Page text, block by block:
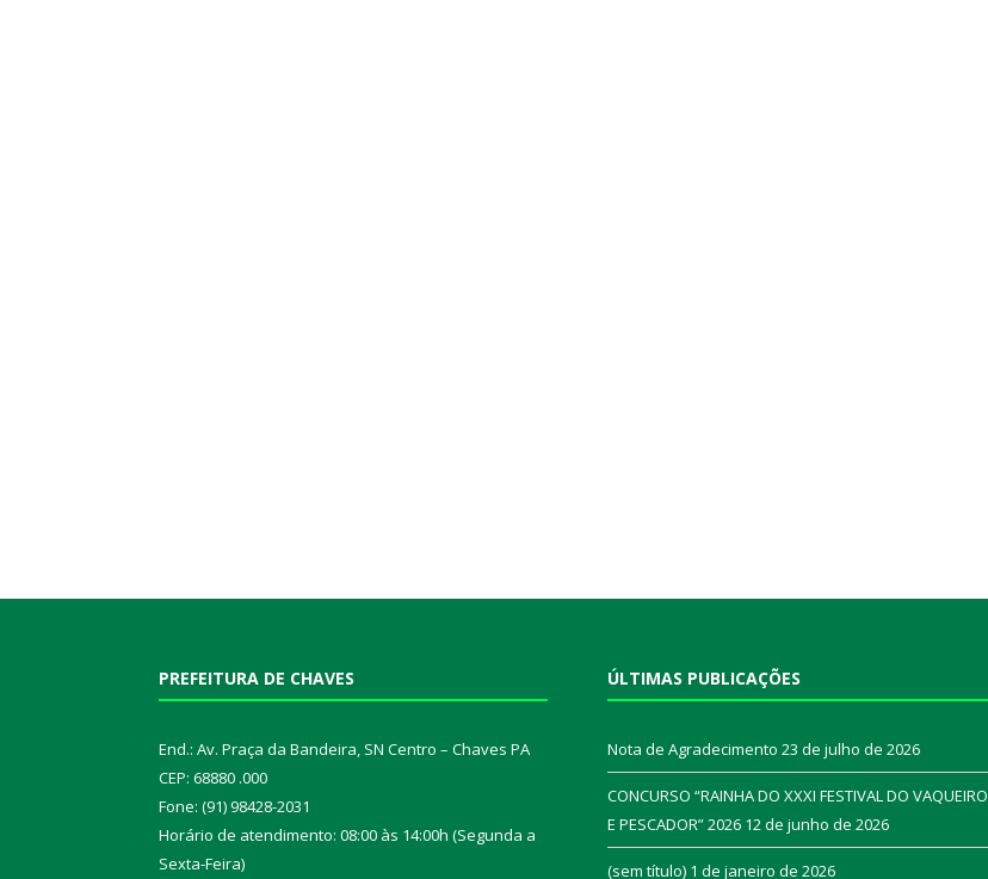
PREFEITURA DE CHAVES
End.: Av. Praça da Bandeira, SN Centro – Chaves PA
CEP: 68880 .000
Fone: (91) 98428-2031
Horário de atendimento: 08:00 às 14:00h (Segunda a
Sexta-Feira)
ÚLTIMAS PUBLICAÇÕES
Nota de Agradecimento 23 de julho de 2026
CONCURSO “RAINHA DO XXXI FESTIVAL DO VAQUEIRO
E PESCADOR” 2026 12 de junho de 2026
(sem título) 1 de janeiro de 2026